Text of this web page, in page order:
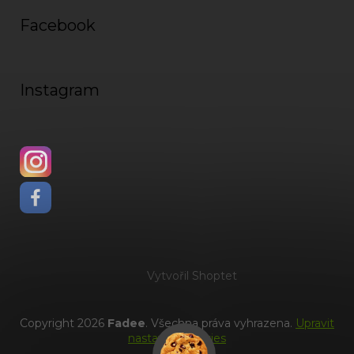
Facebook
Instagram
Vytvořil Shoptet
Copyright 2026 Fadee. Všechna práva vyhrazena. Upravit
nastavení cookies